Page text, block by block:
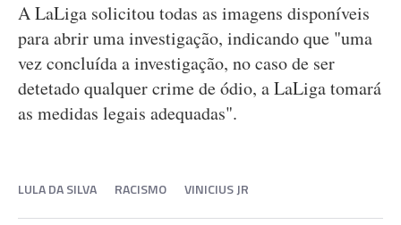
A LaLiga solicitou todas as imagens disponíveis
para abrir uma investigação, indicando que "uma
vez concluída a investigação, no caso de ser
detetado qualquer crime de ódio, a LaLiga tomará
as medidas legais adequadas".
LULA DA SILVA RACISMO VINICIUS JR